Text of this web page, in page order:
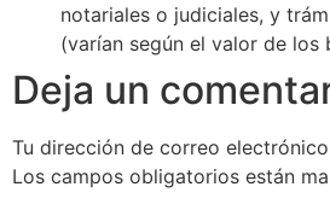
notariales o judiciales, y
(varían según el valor de los
Deja un
Tu dirección de correo
Los campos obligatorios están